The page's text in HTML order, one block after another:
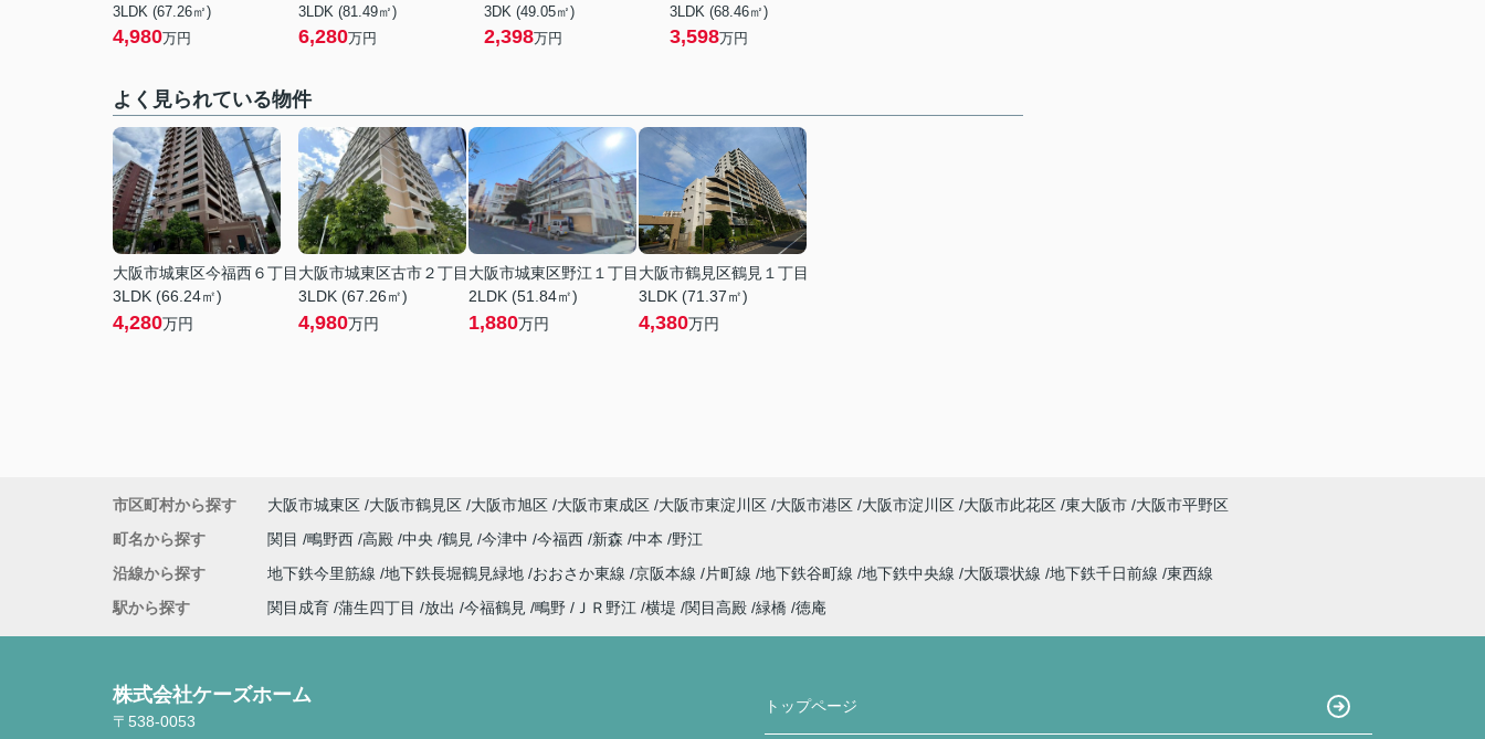
3LDK (67.26㎡)
4,980万円
3LDK (81.49㎡)
6,280万円
3DK (49.05㎡)
2,398万円
3LDK (68.46㎡)
3,598万円
よく見られている物件
大阪市城東区今福西６丁目
3LDK (66.24㎡)
4,280万円
大阪市城東区古市２丁目
3LDK (67.26㎡)
4,980万円
大阪市城東区野江１丁目
2LDK (51.84㎡)
1,880万円
大阪市鶴見区鶴見１丁目
3LDK (71.37㎡)
4,380万円
市区町村から探す 大阪市城東区 大阪市鶴見区 大阪市旭区 大阪市東成区 大阪市東淀川区 大阪市港区 大阪市淀川区 大阪市此花区 東大阪市 大阪市平野区
町名から探す
関目 鴫野西 高殿 中央 鶴見 今津中 今福西 新森 中本
野江
沿線から探す
地下鉄今里筋線 地下鉄長堀鶴見緑地 おおさか東線 京阪本線 片町線 地下鉄谷町線 地下鉄中央線 大阪環状線 地下鉄千日前線 東西線
駅から探す
関目成育 蒲生四丁目 放出 今福鶴見 鴫野 ＪＲ野江 横堤 関目高殿 緑橋 徳庵
株式会社ケーズホーム
〒538-0053
トップページ